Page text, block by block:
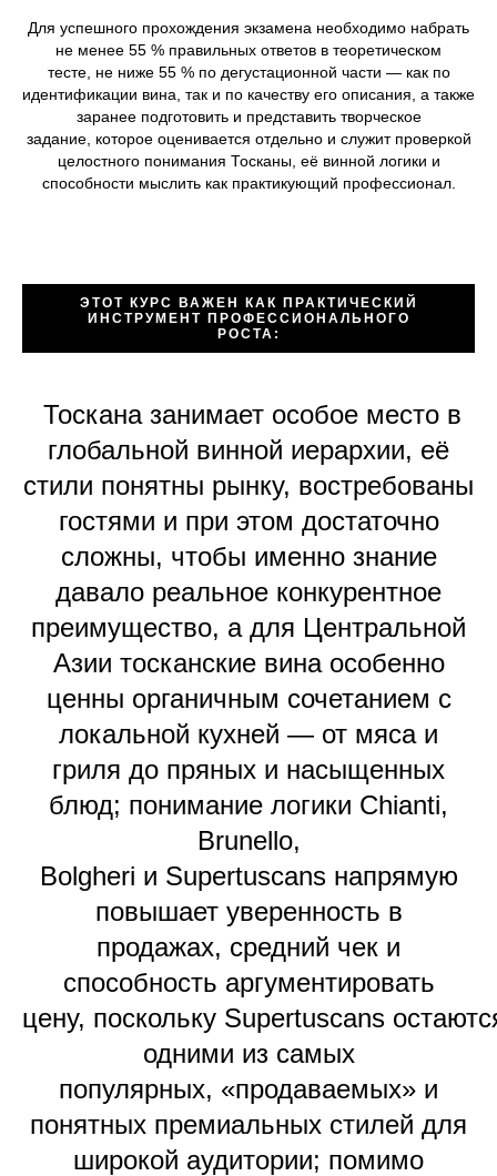
Для успешного прохождения экзамена необходимо набрать
не менее 55 % правильных ответов в теоретическом
тесте, не ниже 55 % по дегустационной части — как по
идентификации вина, так и по качеству его описания, а также
заранее подготовить и представить творческое
задание, которое оценивается отдельно и служит проверкой
целостного понимания Тосканы, её винной логики и
способности мыслить как практикующий профессионал.
ЭТОТ КУРС ВАЖЕН КАК ПРАКТИЧЕСКИЙ
ИНСТРУМЕНТ ПРОФЕССИОНАЛЬНОГО
РОСТА:
Тоскана занимает особое место в
глобальной винной иерархии, её
стили понятны рынку, востребованы
гостями и при этом достаточно
сложны, чтобы именно знание
давало реальное конкурентное
преимущество, а для Центральной
Азии тосканские вина особенно
ценны органичным сочетанием с
локальной кухней — от мяса и
гриля до пряных и насыщенных
блюд; понимание логики Chianti,
Brunello,
Bolgheri и Supertuscans напрямую
повышает уверенность в
продажах, средний чек и
способность аргументировать
цену, поскольку Supertuscans
одними из самых
популярных, «продаваемых» и
понятных премиальных стилей для
широкой аудитории; помимо